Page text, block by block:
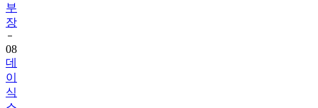
부
장
08
데
이
식